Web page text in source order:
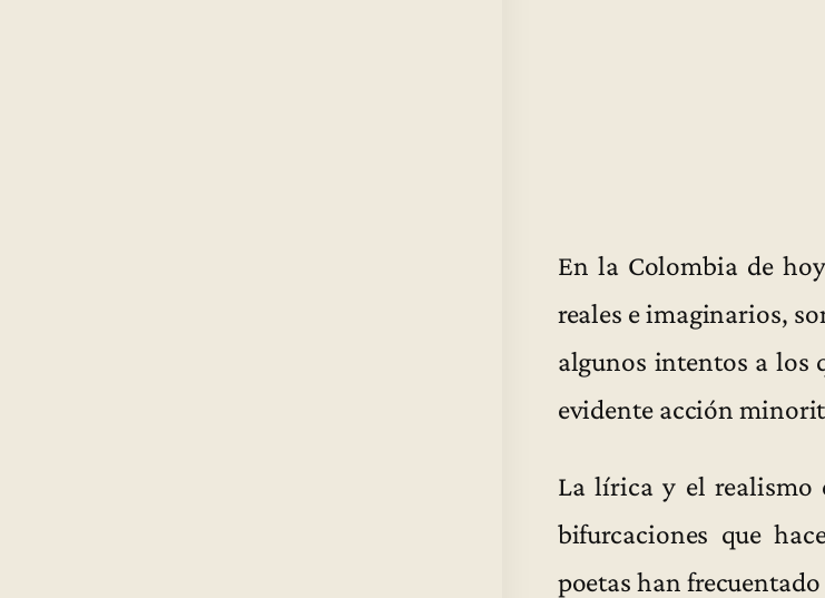
En la Colombia de
reales e imaginarios,
algunos intentos a los
evidente acción
La lírica y el realismo
bifurcaciones que
poetas han